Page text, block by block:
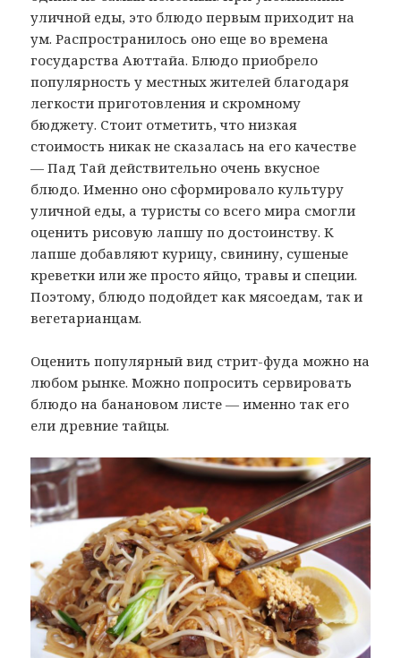
уличной еды, это блюдо первым приходит на
ум. Распространилось оно еще во времена
государства Аюттайа. Блюдо приобрело
популярность у местных жителей благодаря
легкости приготовления и скромному
бюджету. Стоит отметить, что низкая
стоимость никак не сказалась на его качестве
— Пад Тай действительно очень вкусное
блюдо. Именно оно сформировало культуру
уличной еды, а туристы со всего мира смогли
оценить рисовую лапшу по достоинству. К
лапше добавляют курицу, свинину, сушеные
креветки или же просто яйцо, травы и специи.
Поэтому, блюдо подойдет как мясоедам, так и
вегетарианцам.
Оценить популярный вид стрит-фуда можно на
любом рынке. Можно попросить сервировать
блюдо на банановом листе — именно так его
ели древние тайцы.